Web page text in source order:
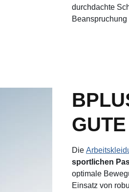
durchdachte
Die
sportlichen
optimale
Einsatz von